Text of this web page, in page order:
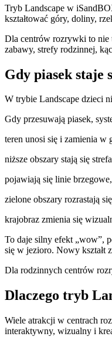
Tryb Landscape w
kształtować góry, doliny,
Dla centrów rozrywki to nie
zabawy, strefy rodzinnej,
Gdy piasek staje
W trybie Landscape dzieci
Gdy przesuwają piasek,
teren unosi się i zamienia w
niższe obszary stają się
pojawiają się linie
zielone obszary rozrastają
krajobraz zmienia się
To daje silny efekt „wow”,
się w jezioro. Nowy kształt
Dla rodzinnych centrów
Dlaczego tryb
Wiele atrakcji w centrach
interaktywny, wizualny i